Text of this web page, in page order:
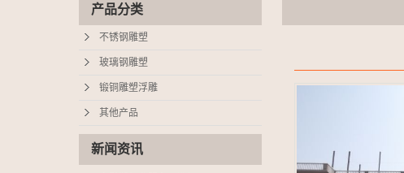
产品分类
不锈钢雕塑
玻璃钢雕塑
锻铜雕塑浮雕
其他产品
新闻资讯